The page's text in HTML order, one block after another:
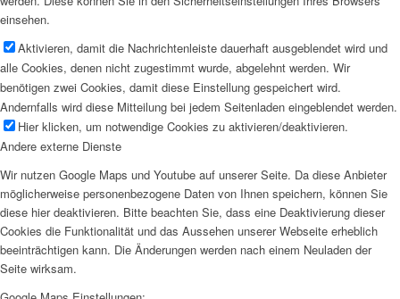
einsehen.
Aktivieren, damit die Nachrichtenleiste dauerhaft ausgeblendet wird und
alle Cookies, denen nicht zugestimmt wurde, abgelehnt werden. Wir
benötigen zwei Cookies, damit diese Einstellung gespeichert wird.
Andernfalls wird diese Mitteilung bei jedem Seitenladen eingeblendet werden.
Hier klicken, um notwendige Cookies zu aktivieren/deaktivieren.
Andere externe Dienste
Wir nutzen Google Maps und Youtube auf unserer Seite. Da diese Anbieter
möglicherweise personenbezogene Daten von Ihnen speichern, können Sie
diese hier deaktivieren. Bitte beachten Sie, dass eine Deaktivierung dieser
Cookies die Funktionalität und das Aussehen unserer Webseite erheblich
beeinträchtigen kann. Die Änderungen werden nach einem Neuladen der
Seite wirksam.